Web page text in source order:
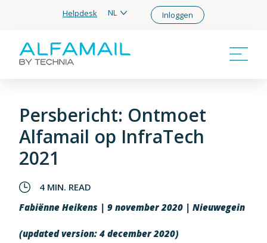
Helpdesk NL Inloggen
Persbericht: Ontmoet
Alfamail op InfraTech
2021
4 MIN. READ
Fabiënne Heikens | 9 november 2020 | Nieuwegein
(updated version: 4 december 2020)